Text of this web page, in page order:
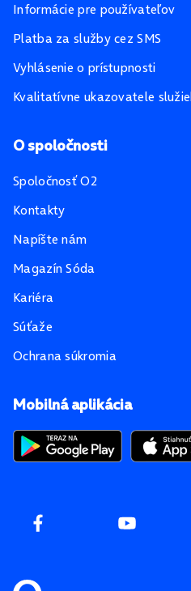
Mobilná aplikácia
Informácie pre používateľov
Platba za služby cez SMS
Vyhlásenie o prístupnosti
Kvalitatívne ukazovatele
O spoločnosti
Spoločnosť O2
Kontakty
Napíšte nám
Magazín Sóda
Kariéra
Súťaže
Ochrana súkromia